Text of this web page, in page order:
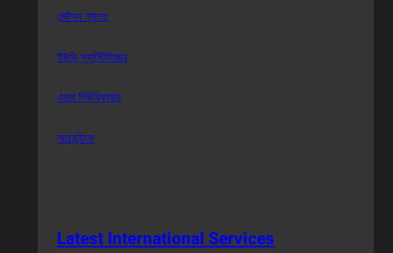
জেটসন ন্যানো
ইউভি স্যানিটাইজার
এয়ার পিউরিফায়ার
আরডুইনো
Latest International Services